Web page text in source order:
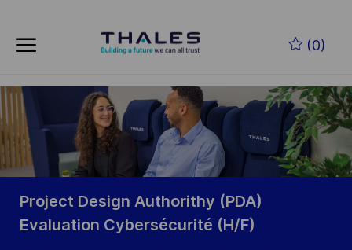
(0)
-
Project Design Authorithy (PDA)
Evaluation Cybersécurité (H/F)